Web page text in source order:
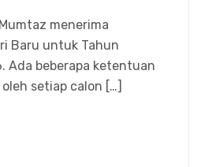
menerima
Baru untuk Tahun
Ada beberapa ketentuan
setiap calon […]